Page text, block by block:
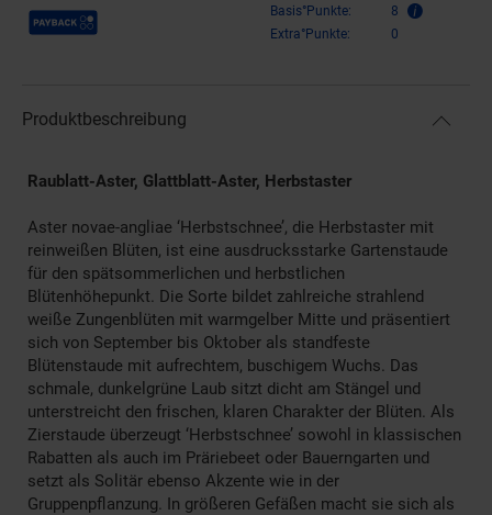
Payback Punkte Basis°Punkte:
8
Extra°Punkte:
0
Produktbeschreibung
Raublatt-Aster, Glattblatt-Aster, Herbstaster
Aster novae-angliae ‘Herbstschnee’, die Herbstaster mit
reinweißen Blüten, ist eine ausdrucksstarke Gartenstaude
für den spätsommerlichen und herbstlichen
Blütenhöhepunkt. Die Sorte bildet zahlreiche strahlend
weiße Zungenblüten mit warmgelber Mitte und präsentiert
sich von September bis Oktober als standfeste
Blütenstaude mit aufrechtem, buschigem Wuchs. Das
schmale, dunkelgrüne Laub sitzt dicht am Stängel und
unterstreicht den frischen, klaren Charakter der Blüten. Als
Zierstaude überzeugt ‘Herbstschnee’ sowohl in klassischen
Rabatten als auch im Präriebeet oder Bauerngarten und
setzt als Solitär ebenso Akzente wie in der
Gruppenpflanzung. In größeren Gefäßen macht sie sich als